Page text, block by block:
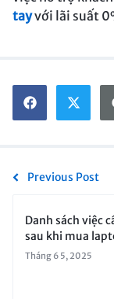
tayvới lãi suất
Previous Post
Danh sách việc
sau khi mua
Tháng 6 5, 2025